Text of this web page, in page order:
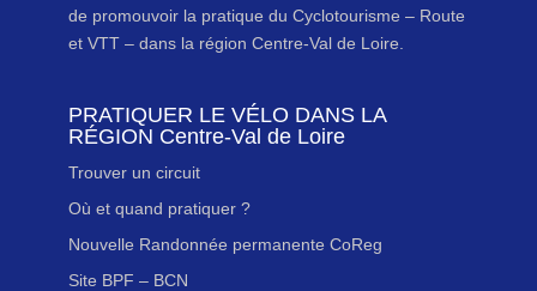
de promouvoir la pratique du Cyclotourisme – Route
et VTT – dans la région Centre-Val de Loire.
PRATIQUER LE VÉLO DANS LA
RÉGION Centre-Val de Loire
Trouver un circuit
Où et quand pratiquer ?
Nouvelle Randonnée permanente CoReg
Site BPF – BCN